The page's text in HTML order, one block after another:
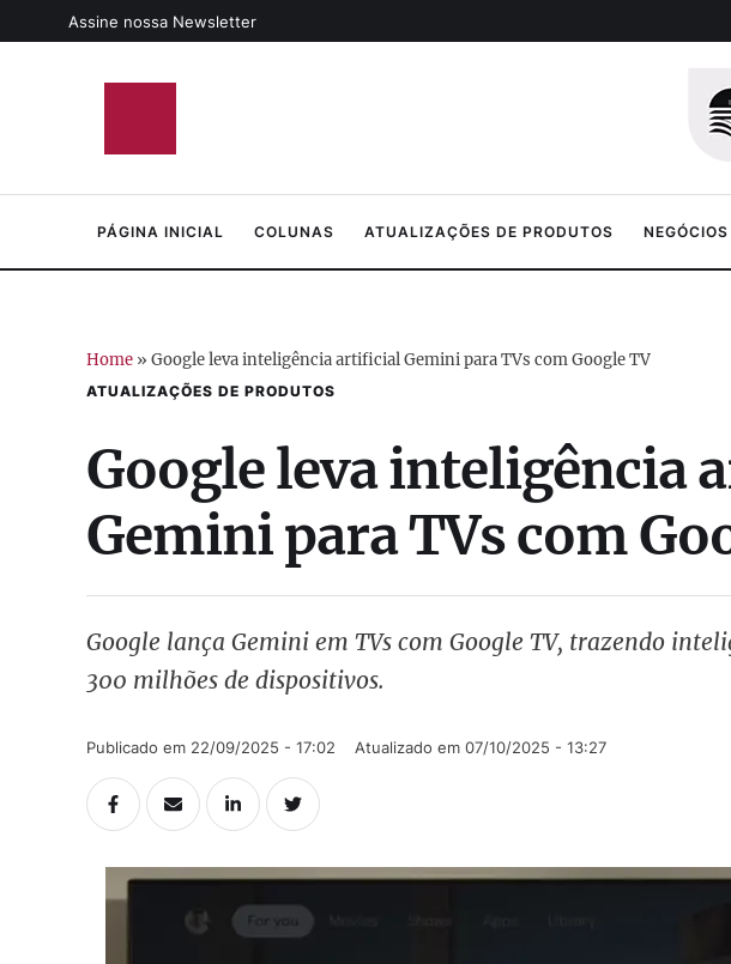
Assine nossa Newsletter
PÁGINA INICIAL COLUNAS ATUALIZAÇÕES DE PRODUTOS NEGÓCIOS
Home » Google leva inteligência artificial Gemini para TVs com Google TV
ATUALIZAÇÕES DE PRODUTOS
Google leva inteligência
Gemini para TVs com
Google lança Gemini em TVs com Google TV, trazendo
300 milhões de dispositivos.
Publicado em 22/09/2025 - 17:02 Atualizado em 07/10/2025 - 13:27